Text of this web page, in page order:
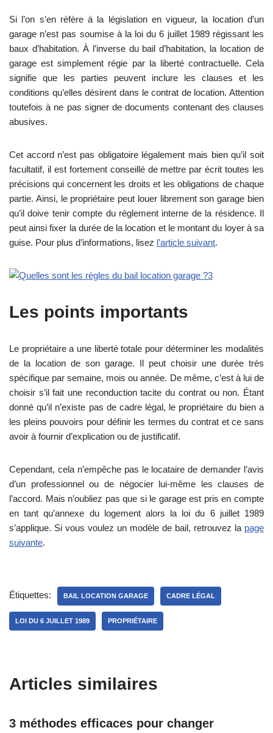
Si l’on s’en réfère à la législation en vigueur, la location d’un
garage n’est pas soumise à la loi du 6 juillet 1989 régissant les
baux d’habitation. À l’inverse du bail d’habitation, la location de
garage est simplement régie par la liberté contractuelle. Cela
signifie que les parties peuvent inclure les clauses et les
conditions qu’elles désirent dans le contrat de location. Attention
toutefois à ne pas signer de documents contenant des clauses
abusives.
Cet accord n’est pas obligatoire légalement mais bien qu’il soit
facultatif, il est fortement conseillé de mettre par écrit toutes les
précisions qui concernent les droits et les obligations de chaque
partie. Ainsi, le propriétaire peut louer librement son garage bien
qu’il doive tenir compte du règlement interne de la résidence. Il
peut ainsi fixer la durée de la location et le montant du loyer à sa
guise. Pour plus d’informations, lisez l’article suivant.
Les points importants
Le propriétaire a une liberté totale pour déterminer les modalités
de la location de son garage. Il peut choisir une durée très
spécifique par semaine, mois ou année. De même, c’est à lui de
choisir s’il fait une reconduction tacite du contrat ou non. Étant
donné qu’il n’existe pas de cadre légal, le propriétaire du bien a
les pleins pouvoirs pour définir les termes du contrat et ce sans
avoir à fournir d’explication ou de justificatif.
Cependant, cela n’empêche pas le locataire de demander l’avis
d’un professionnel ou de négocier lui-même les clauses de
l’accord. Mais n’oubliez pas que si le garage est pris en compte
en tant qu’annexe du logement alors la loi du 6 juillet 1989
s’applique. Si vous voulez un modèle de bail, retrouvez la page
suivante.
Étiquettes: BAIL LOCATION GARAGE CADRE LÉGAL
LOI DU 6 JUILLET 1989 PROPRIÉTAIRE
Articles similaires
3 méthodes efficaces pour changer